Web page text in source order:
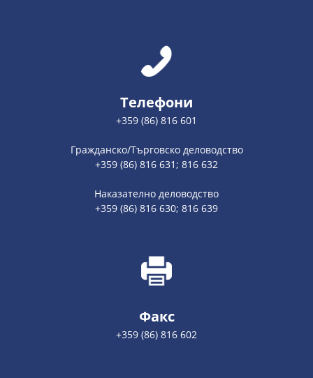
Телефони
+359 (86) 816 601
Гражданско/Търговско деловодство
+359 (86) 816 631; 816 632
Наказателно деловодство
+359 (86) 816 630; 816 639
Факс
+359 (86) 816 602